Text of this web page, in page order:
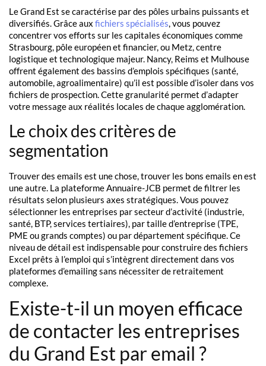
Le Grand Est se caractérise par des pôles urbains puissants et
diversifiés. Grâce aux fichiers spécialisés, vous pouvez
concentrer vos efforts sur les capitales économiques comme
Strasbourg, pôle européen et financier, ou Metz, centre
logistique et technologique majeur. Nancy, Reims et Mulhouse
offrent également des bassins d’emplois spécifiques (santé,
automobile, agroalimentaire) qu’il est possible d’isoler dans vos
fichiers de prospection. Cette granularité permet d’adapter
votre message aux réalités locales de chaque agglomération.
Le choix des critères de
segmentation
Trouver des emails est une chose, trouver les bons emails en est
une autre. La plateforme Annuaire-JCB permet de filtrer les
résultats selon plusieurs axes stratégiques. Vous pouvez
sélectionner les entreprises par secteur d’activité (industrie,
santé, BTP, services tertiaires), par taille d’entreprise (TPE,
PME ou grands comptes) ou par département spécifique. Ce
niveau de détail est indispensable pour construire des fichiers
Excel prêts à l’emploi qui s’intègrent directement dans vos
plateformes d’emailing sans nécessiter de retraitement
complexe.
Existe-t-il un moyen efficace
de contacter les entreprises
du Grand Est par email ?